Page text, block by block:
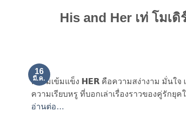
His and Her เท่ โมเ
16
มี.ค.
ความเข้มแข็ง 𝗛𝗘𝗥 คือความสง่างาม มั่นใจ
ความเรียบหรู ที่บอกเล่าเรื่องราวของคู่รักยุ
อ่านต่อ…